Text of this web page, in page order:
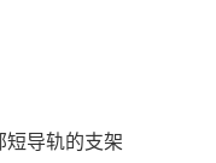
短导轨的支架